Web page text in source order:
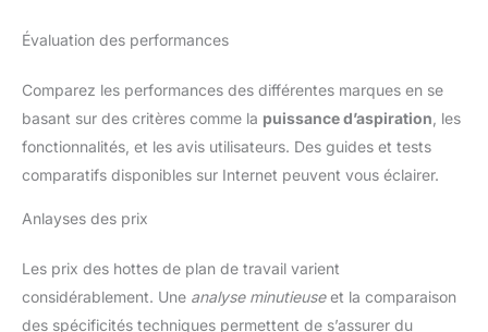
Évaluation des performances
Comparez les performances des différentes marques en se
basant sur des critères comme la puissance d’aspiration , les
fonctionnalités, et les avis utilisateurs. Des guides et tests
comparatifs disponibles sur Internet peuvent vous éclairer.
Anlayses des prix
Les prix des hottes de plan de travail varient
considérablement. Une analyse minutieuseet la comparaison
des spécificités techniques permettent de s’assurer du